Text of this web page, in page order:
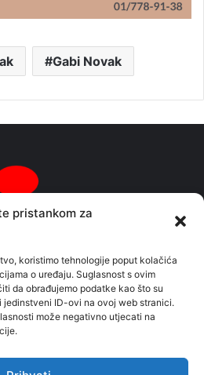
pristankom za
koristimo tehnologije poput kolačića
o uređaju. Suglasnost s ovim
da obrađujemo podatke kao što su
jedinstveni ID-ovi na ovoj web stranici.
može negativno utjecati na
Gabi Novak
na facebook stranici